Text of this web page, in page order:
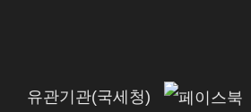
유관기관(국세청)